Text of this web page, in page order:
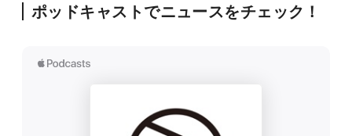
ポッドキャストでニュースをチェック！